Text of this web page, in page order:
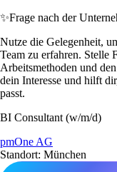
✨Frage nach der
Nutze die Gelegenheit,
Team zu erfahren. Stelle
Arbeitsmethoden und
dein Interesse und hilft
passt.
BI Consultant (w/m/d)
pmOne AG
Standort: München